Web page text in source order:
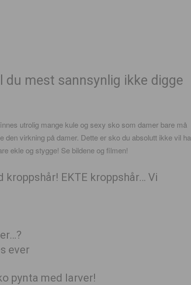
du mest sannsynlig ikke digge
utrolig mange kule og sexy sko som damer bare må
virkning på damer. Dette er sko du absolutt ikke vil ha
ekle og stygge! Se bildene og filmen!
kroppshår! EKTE kroppshår… Vi
pynta med larver!